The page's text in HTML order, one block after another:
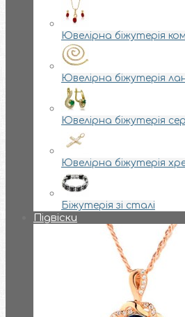
Ювелірна біжутерія
Ювелірна біжутерія
Ювелірна біжутерія
Ювелірна біжутерія
Біжутерія зі сталі
Підвіски